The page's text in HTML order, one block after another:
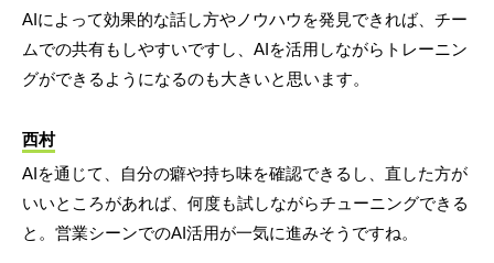
AIによって効果的な話し方やノウハウを発見できれば、チー
ムでの共有もしやすいですし、AIを活用しながらトレーニン
グができるようになるのも大きいと思います。
西村
AIを通じて、自分の癖や持ち味を確認できるし、直した方が
いいところがあれば、何度も試しながらチューニングできる
と。営業シーンでのAI活用が一気に進みそうですね。